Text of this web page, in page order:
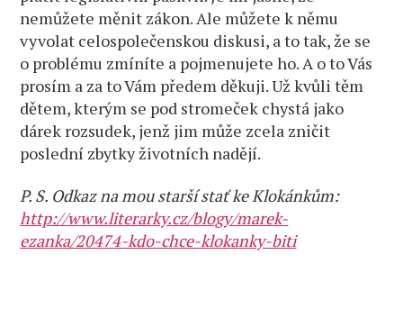
nemůžete měnit zákon. Ale můžete k němu
vyvolat celospolečenskou diskusi, a to tak, že se
o problému zmíníte a pojmenujete ho. A o to Vás
prosím a za to Vám předem děkuji. Už kvůli těm
dětem, kterým se pod stromeček chystá jako
dárek rozsudek, jenž jim může zcela zničit
poslední zbytky životních nadějí.
P. S. Odkaz na mou starší stať ke Klokánkům:
http://www.literarky.cz/blogy/marek-
ezanka/20474-kdo-chce-klokanky-biti